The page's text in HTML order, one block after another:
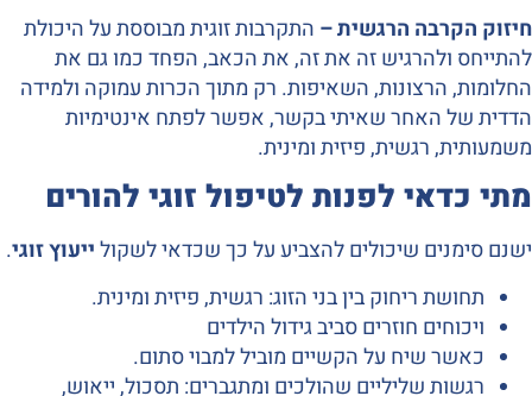
חיזוק הקרבה הרגשית – התקרבות זוגית מבוססת על היכולת
להתייחס ולהרגיש זה את זה, את הכאב, הפחד כמו גם את
החלומות, הרצונות, השאיפות. רק מתוך הכרות עמוקה ולמידה
הדדית של האחר שאיתי בקשר, אפשר לפתח אינטימיות
משמעותית, רגשית, פיזית ומינית.
מתי כדאי לפנות לטיפול זוגי להורים
ישנם סימנים שיכולים להצביע על כך שכדאי לשקולייעוץ זוגי.
תחושת ריחוק בין בני הזוג: רגשית, פיזית ומינית.
ויכוחים חוזרים סביב גידול הילדים
כאשר שיח על הקשיים מוביל למבוי סתום.
רגשות שליליים שהולכים ומתגברים: תסכול, ייאוש,